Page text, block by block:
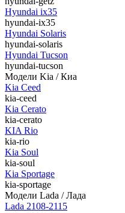
Hyundai ix35
hyundai-ix35
Hyundai Solaris
hyundai-solaris
Hyundai Tucson
hyundai-tucson
Модели Kia / Киа
Kia Ceed
kia-ceed
Kia Cerato
kia-cerato
KIA Rio
kia-rio
Kia Soul
kia-soul
Kia Sportage
kia-sportage
Модели Lada / Лада
Lada 2108-2115